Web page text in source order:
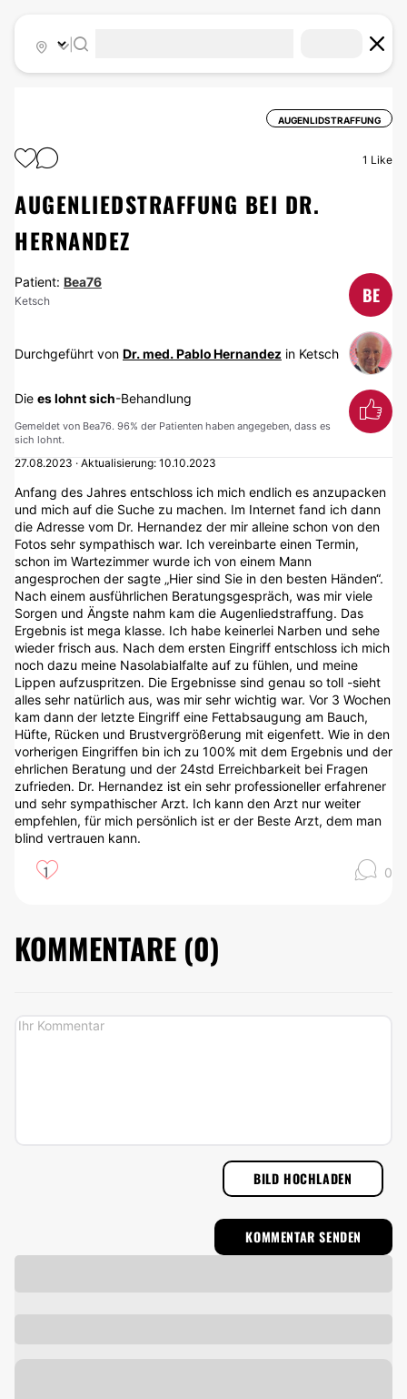
AUGENLIDSTRAFFUNG
1 Like
AUGENLIEDSTRAFFUNG BEI DR.
HERNANDEZ
Patient: Bea76
Ketsch BE
Durchgeführt von Dr. med. Pablo Hernandez in Ketsch
Die es lohnt sich-Behandlung
Gemeldet von Bea76. 96% der Patienten haben angegeben, dass es
sich lohnt.
27.08.2023 · Aktualisierung: 10.10.2023
Anfang des Jahres entschloss ich mich endlich es anzupacken
und mich auf die Suche zu machen. Im Internet fand ich dann
die Adresse vom Dr. Hernandez der mir alleine schon von den
Fotos sehr sympathisch war. Ich vereinbarte einen Termin,
schon im Wartezimmer wurde ich von einem Mann
angesprochen der sagte „Hier sind Sie in den besten Händen“.
Nach einem ausführlichen Beratungsgespräch, was mir viele
Sorgen und Ängste nahm kam die Augenliedstraffung. Das
Ergebnis ist mega klasse. Ich habe keinerlei Narben und sehe
wieder frisch aus. Nach dem ersten Eingriff entschloss ich mich
noch dazu meine Nasolabialfalte auf zu fühlen, und meine
Lippen aufzuspritzen. Die Ergebnisse sind genau so toll -sieht
alles sehr natürlich aus, was mir sehr wichtig war. Vor 3 Wochen
kam dann der letzte Eingriff eine Fettabsaugung am Bauch,
Hüfte, Rücken und Brustvergrößerung mit eigenfett. Wie in den
vorherigen Eingriffen bin ich zu 100% mit dem Ergebnis und der
ehrlichen Beratung und der 24std Erreichbarkeit bei Fragen
zufrieden. Dr. Hernandez ist ein sehr professioneller erfahrener
und sehr sympathischer Arzt. Ich kann den Arzt nur weiter
empfehlen, für mich persönlich ist er der Beste Arzt, dem man
blind vertrauen kann.
1 0
KOMMENTARE (0)
BILD HOCHLADEN